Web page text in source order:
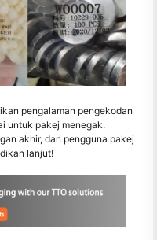
pengalaman pengekodan
untuk pakej menegak.
akhir, dan pengguna pakej
lanjut!